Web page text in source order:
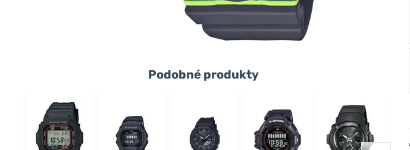
Podobné produkty